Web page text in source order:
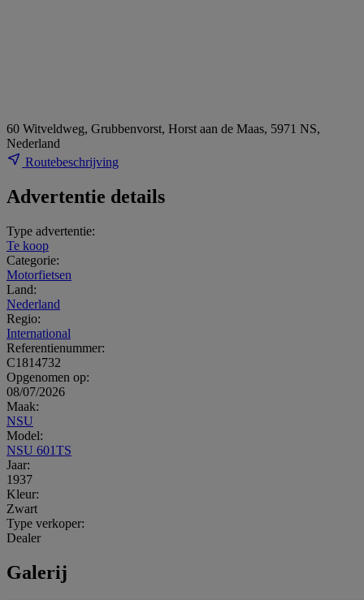
60 Witveldweg, Grubbenvorst, Horst aan de Maas, 5971 NS,
Nederland
Routebeschrijving
Advertentie details
Type advertentie:
Te koop
Categorie:
Motorfietsen
Land:
Nederland
Regio:
International
Referentienummer:
C1814732
Opgenomen op:
08/07/2026
Maak:
NSU
Model:
NSU 601TS
Jaar:
1937
Kleur:
Zwart
Type verkoper:
Dealer
Galerij